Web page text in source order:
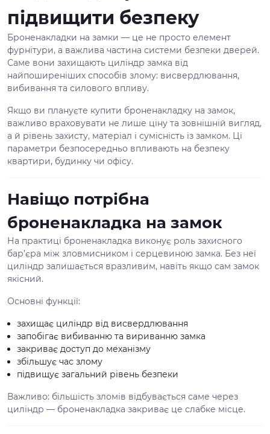
підвищити безпеку
Броненакладки на замки — це не просто елемент
фурнітури, а важлива частина системи безпеки дверей.
Саме вони захищають циліндр замка від
найпоширеніших способів злому: висвердлювання,
вибивання та силового впливу.
Якщо ви плануєте купити броненакладку на замок,
важливо враховувати не лише ціну та зовнішній вигляд,
а й рівень захисту, матеріал і сумісність із замком. Ці
параметри безпосередньо впливають на безпеку
квартири, будинку чи офісу.
Навіщо потрібна
броненакладка на замок
На практиці броненакладка виконує роль захисного
бар’єра між зловмисником і серцевиною замка. Без неї
циліндр залишається вразливим, навіть якщо сам замок
якісний.
Основні функції:
захищає циліндр від висвердлювання
запобігає вибиванню та вириванню замка
закриває доступ до механізму
збільшує час злому
підвищує загальний рівень безпеки
Важливо: більшість зломів відбувається саме через
циліндр — броненакладка закриває це слабке місце.